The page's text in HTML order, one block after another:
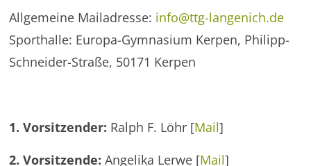
Allgemeine Mailadresse: info@ttg-langenich.de
Sporthalle: Europa-Gymnasium Kerpen, Philipp-
Schneider-Straße, 50171 Kerpen
1. Vorsitzender: Ralph F. Löhr [Mail]
2. Vorsitzende:Angelika Lerwe [Mail]